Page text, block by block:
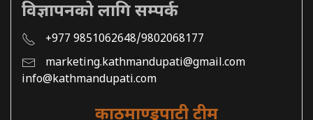
विज्ञापनको लागि सम्पर्क
+977 9851062648/9802068177
marketing.kathmandupati@gmail.com
info@kathmandupati.com
काठमाण्डुपाटी टीम